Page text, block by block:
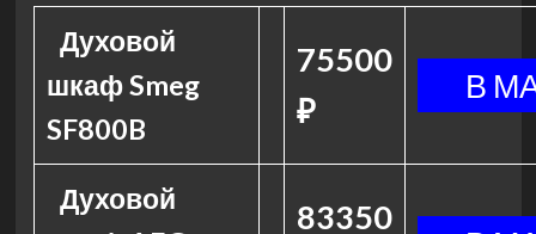
Духовой
шкаф Smeg
SF800B
75500
₽
Духовой
83350